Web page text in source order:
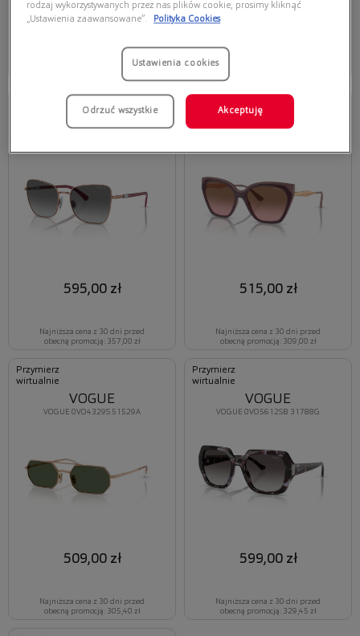
465,00 zł
Najniższa cena z 30 dni przed
Najniższa cena z 30 dni przed
VOGUE
595,00 zł
Najniższa cena z 30 dni przed
obecną promocją: 357,00 zł
wirtualnie
VOGUE
515,00 zł
Najniższa cena z 30 dni przed
obecną promocją: 309,00 zł
Przymierz
wirtualnie
VOGUE 0VO4329S 51529A
VOGUE
509,00 zł
Najniższa cena z 30 dni przed
obecną promocją: 305,40 zł
Przymierz
wirtualnie
VOGUE 0VO5612SB 31788G
VOGUE
599,00 zł
Najniższa cena z 30 dni przed
obecną promocją: 329,45 zł
rodzaj wykorzystywanych przez nas plików cookie, prosimy kliknąć
„Ustawienia zaawansowane”.
Polityka Cookies
Ustawienia cookies
Odrzuć wszystkie Akceptuję